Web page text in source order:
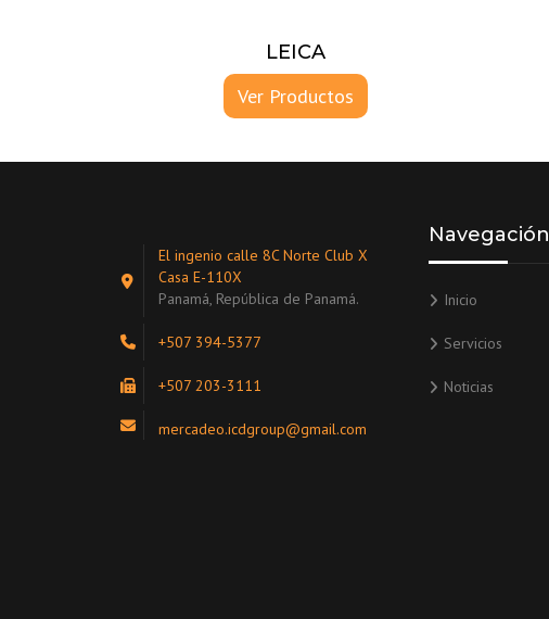
LEICA
Ver Productos
El ingenio calle 8C Norte Club X
Casa E-110X
Panamá, República de Panamá.
+507 394-5377
+507 203-3111
mercadeo.icdgroup@gmail.com
Navegación
Inicio
Servicios
Noticias